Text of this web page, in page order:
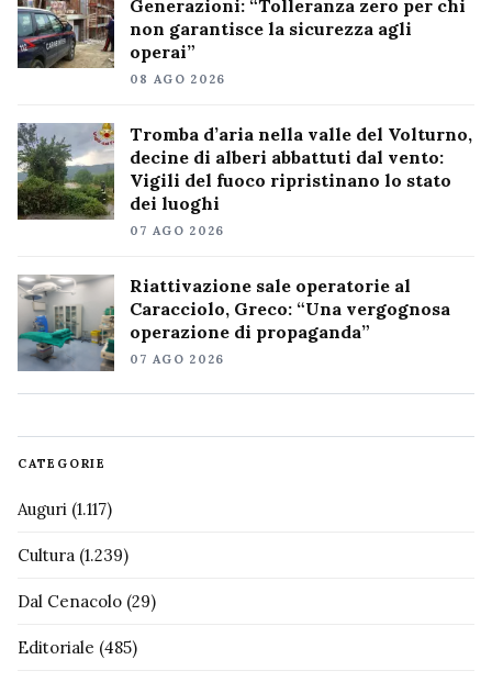
Generazioni: “Tolleranza zero per chi
non garantisce la sicurezza agli
operai”
08 AGO 2026
Tromba d’aria nella valle del Volturno,
decine di alberi abbattuti dal vento:
Vigili del fuoco ripristinano lo stato
dei luoghi
07 AGO 2026
Riattivazione sale operatorie al
Caracciolo, Greco: “Una vergognosa
operazione di propaganda”
07 AGO 2026
CATEGORIE
Auguri (1.117)
Cultura (1.239)
Dal Cenacolo (29)
Editoriale (485)